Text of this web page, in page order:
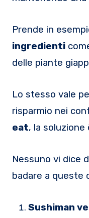
Prende in
ingredienti
delle piante
Lo stesso vale
risparmio nei
eat, la soluzione
Nessuno vi dice
badare a queste
Sushiman